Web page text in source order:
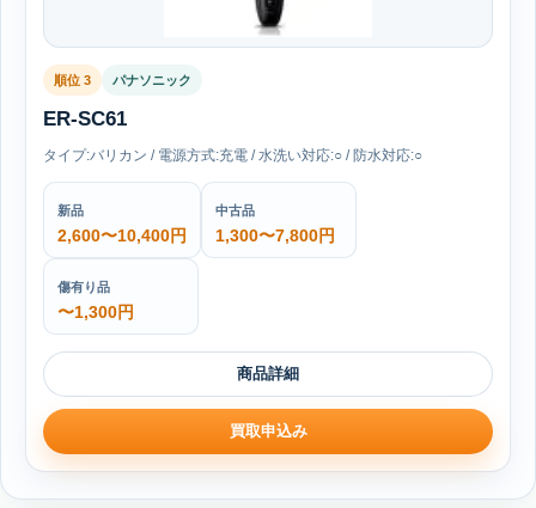
順位 3 パナソニック
ER-SC61
タイプ:バリカン / 電源方式:充電 / 水洗い対応:○ / 防水対応:○
新品
2,600〜10,400円
中古品
1,300〜7,800円
傷有り品
〜1,300円
商品詳細
買取申込み